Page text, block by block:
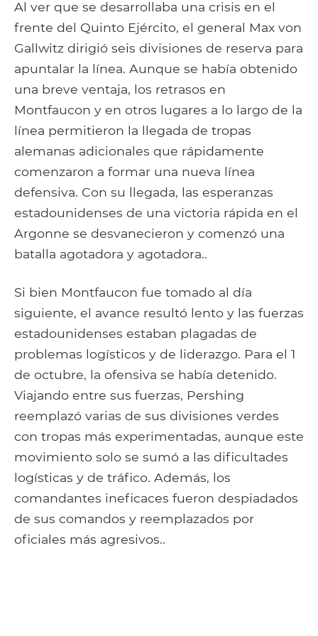
Al ver que se desarrollaba una crisis en el
frente del Quinto Ejército, el general Max von
Gallwitz dirigió seis divisiones de reserva para
apuntalar la línea. Aunque se había obtenido
una breve ventaja, los retrasos en
Montfaucon y en otros lugares a lo largo de la
línea permitieron la llegada de tropas
alemanas adicionales que rápidamente
comenzaron a formar una nueva línea
defensiva. Con su llegada, las esperanzas
estadounidenses de una victoria rápida en el
Argonne se desvanecieron y comenzó una
batalla agotadora y agotadora..
Si bien Montfaucon fue tomado al día
siguiente, el avance resultó lento y las fuerzas
estadounidenses estaban plagadas de
problemas logísticos y de liderazgo. Para el 1
de octubre, la ofensiva se había detenido.
Viajando entre sus fuerzas, Pershing
reemplazó varias de sus divisiones verdes
con tropas más experimentadas, aunque este
movimiento solo se sumó a las dificultades
logísticas y de tráfico. Además, los
comandantes ineficaces fueron despiadados
de sus comandos y reemplazados por
oficiales más agresivos..